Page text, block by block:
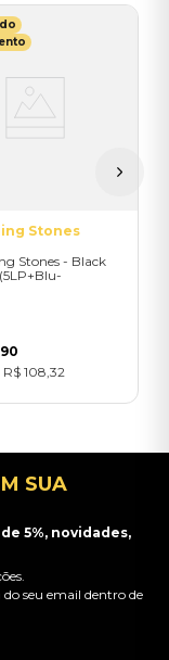
Stones
Stones - Black
90
R$ 108 32
SUA
5%, novidades,
seu email dentro de